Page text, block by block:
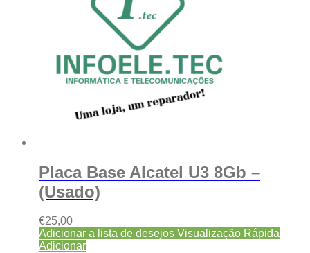
Placa Base Alcatel U3 8Gb –
(Usado)
€25,00
Adicionar a lista de desejos Visualização Rápida
Adicionar